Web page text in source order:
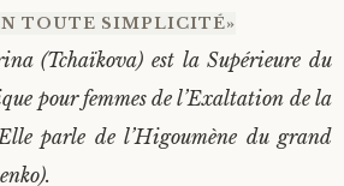
TOUTE SIMPLICITÉ»
(Tchaïkova) est la Supérieure du
pour femmes de l’Exaltation de la
parle de l’Higoumène du grand